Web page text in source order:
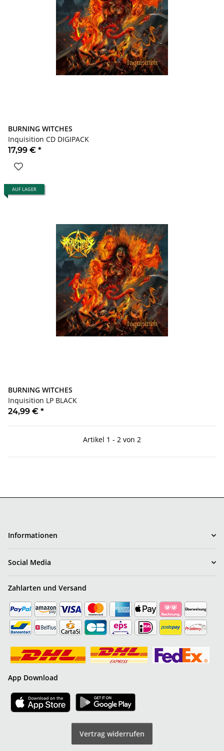
BURNING WITCHES
Inquisition CD DIGIPACK
17,99 € *
AUF LAGER
BURNING WITCHES
Inquisition LP BLACK
24,99 € *
Artikel 1 - 2 von 2
Informationen
Social Media
Zahlarten und Versand
App Download
Vertrag widerrufen